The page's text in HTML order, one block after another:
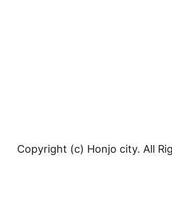
Copyright (c) Honjo city. All